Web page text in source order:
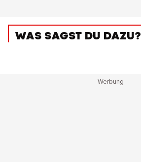
WAS SAGST DU DAZU?